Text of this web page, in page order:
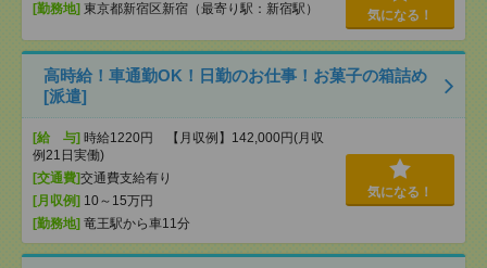
[勤務地] 東京都新宿区新宿（最寄り駅：新宿駅） 気になる！
高時給！車通勤OK！日勤のお仕事！お菓子の箱詰め
[派遣]
[給 与] 時給1220円 【月収例】142,000円(月収
例21日実働)
[交通費]交通費支給有り
[月収例] 10～15万円
[勤務地] 竜王駅から車11分
気になる！